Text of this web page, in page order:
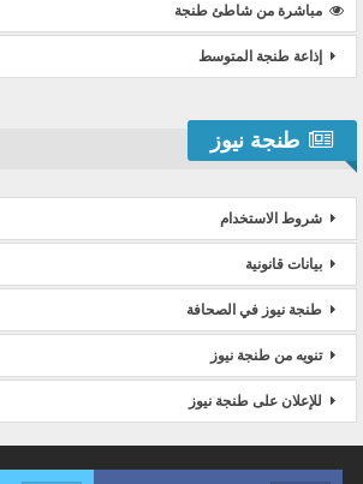
مباشرة من شاطئ طنجة
إذاعة طنجة المتوسط
طنجة نيوز
شروط الاستخدام
بيانات قانونية
طنجة نيوز في الصحافة
تنويه من طنجة نيوز
للإعلان على طنجة نيوز